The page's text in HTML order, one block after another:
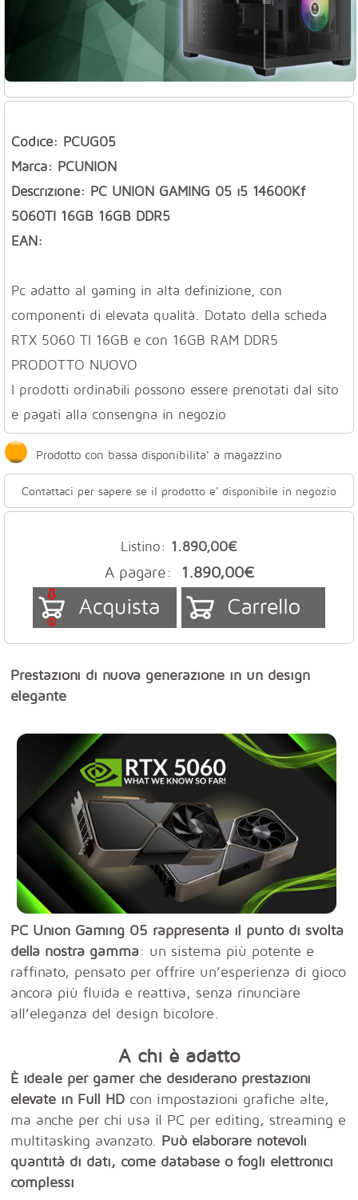
Codice: PCUG05
Marca: PCUNION
Descrizione: PC UNION GAMING 05 i5 14600Kf
5060TI 16GB 16GB DDR5
EAN:
Pc adatto al gaming in alta definizione, con
componenti di elevata qualità. Dotato della scheda
RTX 5060 TI 16GB e con 16GB RAM DDR5
PRODOTTO NUOVO
I prodotti ordinabili possono essere prenotati dal sito
e pagati alla consengna in negozio
Prodotto con bassa disponibilita' a magazzino
Contattaci per sapere se il prodotto e' disponibile in negozio
Listino: 1.890,00€
A pagare: 1.890,00€
Prestazioni di nuova generazione in un design
elegante
PC Union Gaming 05 rappresenta il punto di svolta
della nostra gamma: un sistema più potente e
raffinato, pensato per offrire un’esperienza di gioco
ancora più fluida e reattiva, senza rinunciare
all’eleganza del design bicolore.
A chi è adatto
È ideale per gamer che desiderano prestazioni
elevate in Full HD con impostazioni grafiche alte,
ma anche per chi usa il PC per editing, streaming e
multitasking avanzato. Può elaborare notevoli
quantità di dati, come database o fogli elettronici
complessi